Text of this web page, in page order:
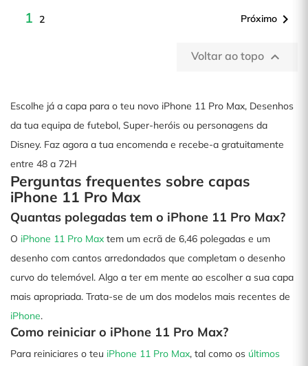
1 2 Próximo 
Voltar ao topo 
Escolhe já a capa para o teu novo iPhone 11 Pro Max, Desenhos
da tua equipa de futebol, Super-heróis ou personagens da
Disney. Faz agora a tua encomenda e recebe-a gratuitamente
entre 48 a 72H
Perguntas frequentes sobre capas
iPhone 11 Pro Max
Quantas polegadas tem o iPhone 11 Pro Max?
O iPhone 11 Pro Max tem um ecrã de 6,46 polegadas e um
desenho com cantos arredondados que completam o desenho
curvo do telemóvel. Algo a ter em mente ao escolher a sua capa
mais apropriada. Trata-se de um dos modelos mais recentes de
iPhone.
Como reiniciar o iPhone 11 Pro Max?
Para reiniciares o teu iPhone 11 Pro Max, tal como os últimos